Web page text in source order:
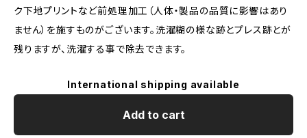
ク下地プリントなど前処理加工（人体・製品の品質に影響はあり
ません）を施すものがございます。洗濯糊の様な跡とプレス跡とが
残りますが、洗濯する事で除去できます。
International shipping available
Add to cart